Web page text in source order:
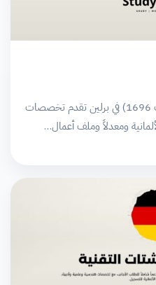
الأكاديمية الألمانية للفنون (تأسست 1696) في برلين تقدم تخصصات
ومعدلاً وملف أعمال…